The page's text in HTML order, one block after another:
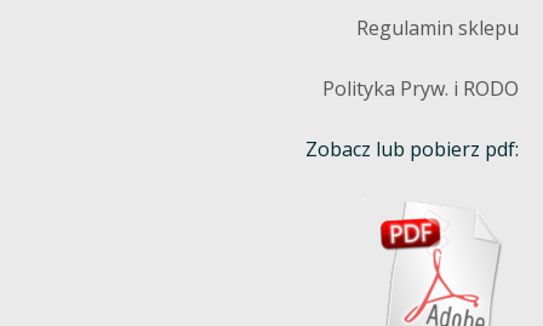
Regulamin sklepu
Polityka Pryw. i RODO
Zobacz lub pobierz pdf: